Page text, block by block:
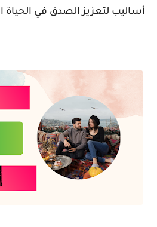
أساليب لتعزيز الصدق في الحياة